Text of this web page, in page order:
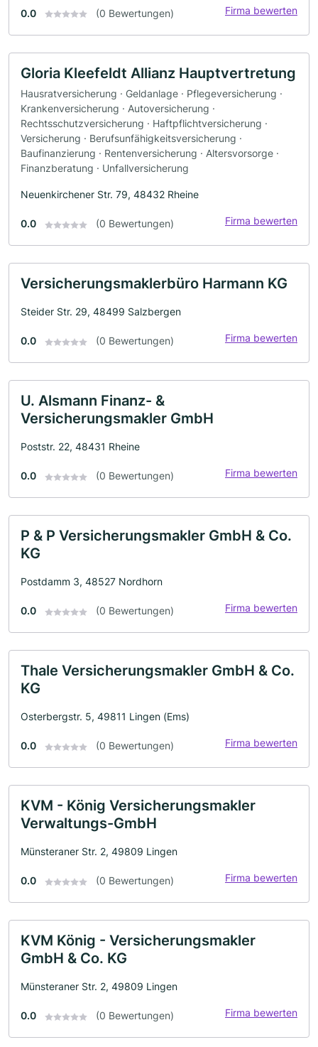
0.0 (0 Bewertungen) Firma bewerten
Gloria Kleefeldt Allianz Hauptvertretung
Hausratversicherung · Geldanlage · Pflegeversicherung ·
Krankenversicherung · Autoversicherung ·
Rechtsschutzversicherung · Haftpflichtversicherung ·
Versicherung · Berufsunfähigkeitsversicherung ·
Baufinanzierung · Rentenversicherung · Altersvorsorge ·
Finanzberatung · Unfallversicherung
Neuenkirchener Str. 79, 48432 Rheine
0.0 (0 Bewertungen) Firma bewerten
Versicherungsmaklerbüro Harmann KG
Steider Str. 29, 48499 Salzbergen
0.0 (0 Bewertungen) Firma bewerten
U. Alsmann Finanz- &
Versicherungsmakler GmbH
Poststr. 22, 48431 Rheine
0.0 (0 Bewertungen) Firma bewerten
P & P Versicherungsmakler GmbH & Co.
KG
Postdamm 3, 48527 Nordhorn
0.0 (0 Bewertungen) Firma bewerten
Thale Versicherungsmakler GmbH & Co.
KG
Osterbergstr. 5, 49811 Lingen (Ems)
0.0 (0 Bewertungen) Firma bewerten
KVM - König Versicherungsmakler
Verwaltungs-GmbH
Münsteraner Str. 2, 49809 Lingen
0.0 (0 Bewertungen) Firma bewerten
KVM König - Versicherungsmakler
GmbH & Co. KG
Münsteraner Str. 2, 49809 Lingen
0.0 (0 Bewertungen) Firma bewerten